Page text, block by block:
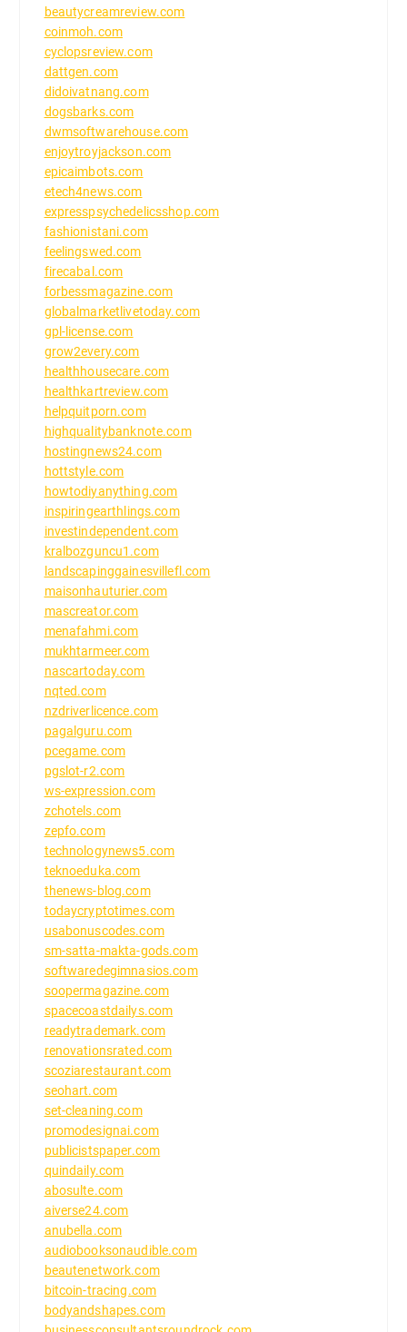
beautycreamreview.com
coinmoh.com
cyclopsreview.com
dattgen.com
didoivatnang.com
dogsbarks.com
dwmsoftwarehouse.com
enjoytroyjackson.com
epicaimbots.com
etech4news.com
expresspsychedelicsshop.com
fashionistani.com
feelingswed.com
firecabal.com
forbessmagazine.com
globalmarketlivetoday.com
gpl-license.com
grow2every.com
healthhousecare.com
healthkartreview.com
helpquitporn.com
highqualitybanknote.com
hostingnews24.com
hottstyle.com
howtodiyanything.com
inspiringearthlings.com
investindependent.com
kralbozguncu1.com
landscapinggainesvillefl.com
maisonhauturier.com
mascreator.com
menafahmi.com
mukhtarmeer.com
nascartoday.com
nqted.com
nzdriverlicence.com
pagalguru.com
pcegame.com
pgslot-r2.com
ws-expression.com
zchotels.com
zepfo.com
technologynews5.com
teknoeduka.com
thenews-blog.com
todaycryptotimes.com
usabonuscodes.com
sm-satta-makta-gods.com
softwaredegimnasios.com
soopermagazine.com
spacecoastdailys.com
readytrademark.com
renovationsrated.com
scoziarestaurant.com
seohart.com
set-cleaning.com
promodesignai.com
publicistspaper.com
quindaily.com
abosulte.com
aiverse24.com
anubella.com
audiobooksonaudible.com
beautenetwork.com
bitcoin-tracing.com
bodyandshapes.com